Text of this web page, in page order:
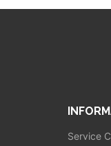
Service